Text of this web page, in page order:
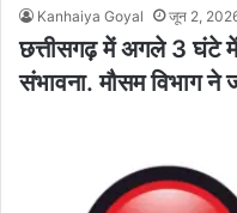
Kanhaiya Goyal जून 2,
छत्तीसगढ़ में अगले 3 घंटे
संभावना. मौसम विभाग ने